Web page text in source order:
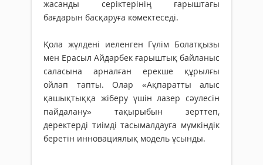
жасанды серіктерінің ғарыштағы
бағдарын басқаруға көмектеседі.
Қола жүлдені иеленген Гүлім Болатқызы
мен Ерасыл Айдарбек ғарыштық байланыс
саласына арналған ерекше құрылғы
ойлап тапты. Олар «Ақпаратты алыс
қашықтыққа жіберу үшін лазер сәулесін
пайдалану» тақырыбын зерттеп,
деректерді тиімді тасымалдауға мүмкіндік
беретін инновациялық модель ұсынды.